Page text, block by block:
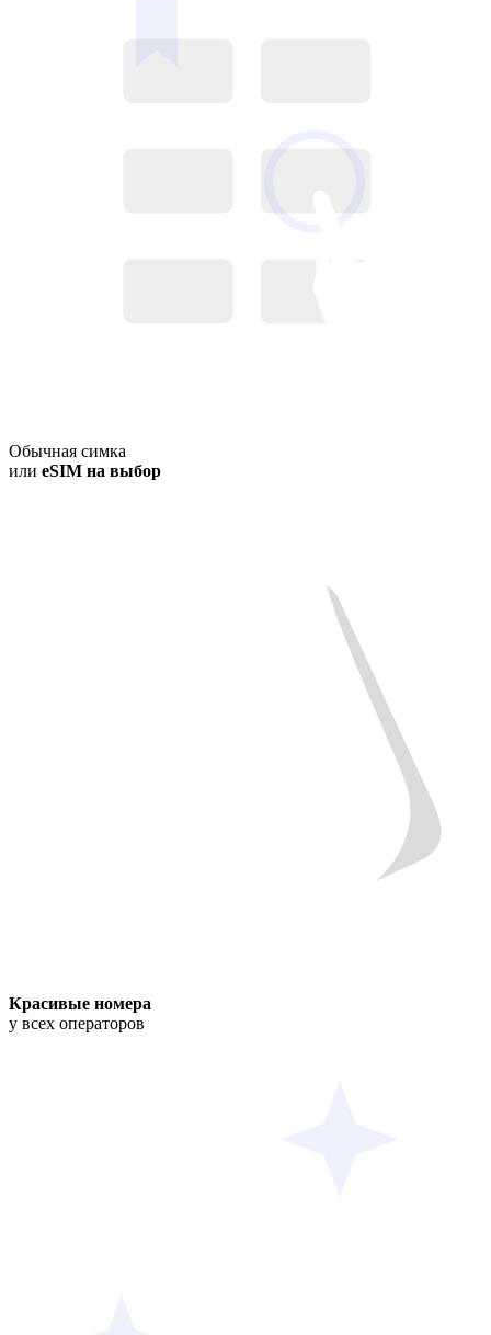
Обычная симка
или eSIM на выбор
Красивые номера
у всех операторов